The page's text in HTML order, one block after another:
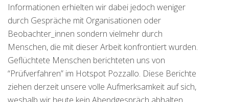
Informationen erhielten wir dabei jedoch weniger
durch Gespräche mit Organisationen oder
Beobachter_innen sondern vielmehr durch
Menschen, die mit dieser Arbeit konfrontiert wurden.
Geflüchtete Menschen berichteten uns von
“Prüfverfahren” im Hotspot Pozzallo. Diese Berichte
ziehen derzeit unsere volle Aufmerksamkeit auf sich,